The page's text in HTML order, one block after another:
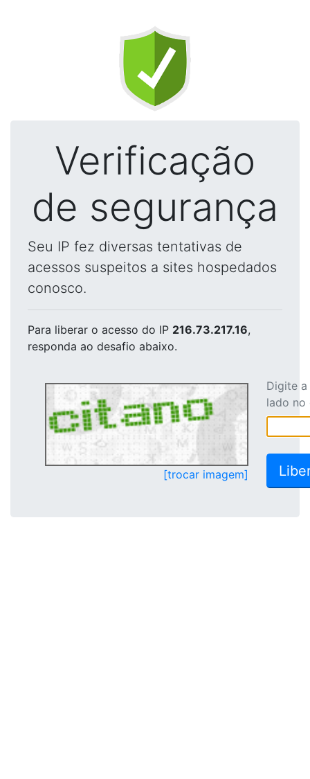
Verificação
de segurança
Seu IP fez diversas tentativas de
acessos suspeitos a sites hospedados
conosco.
Para liberar o acesso do IP 216.73.217.16,
responda ao desafio abaixo.
[trocar imagem]
Digite
lado no